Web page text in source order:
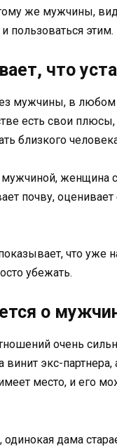
тому же мужчины,
пользоваться этим.
что
мужчины, в любом
есть свои
близкого
женщина
почву, оценивает
что уже
убежать.
о
очень
экс-
место, и его
дама